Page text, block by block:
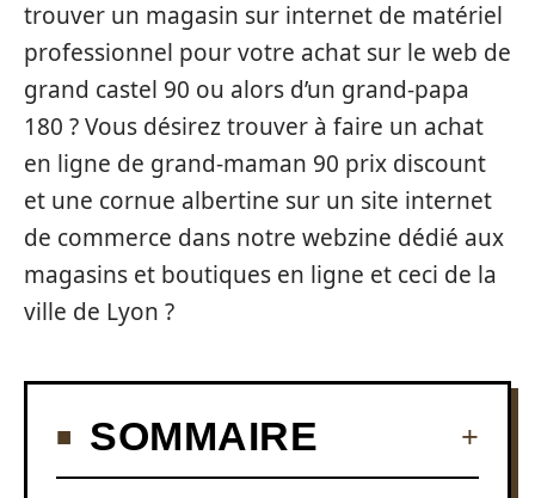
trouver un magasin sur internet de matériel
professionnel pour votre achat sur le web de
grand castel 90 ou alors d’un grand-papa
180 ? Vous désirez trouver à faire un achat
en ligne de grand-maman 90 prix discount
et une cornue albertine sur un site internet
de commerce dans notre webzine dédié aux
magasins et boutiques en ligne et ceci de la
ville de Lyon ?
SOMMAIRE